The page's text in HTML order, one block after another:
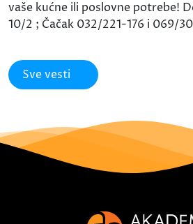
vaše kućne ili poslovne potrebe!
10/2 ; Čačak 032/221-176 i 069/
Sve vesti